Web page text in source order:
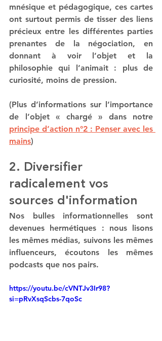
mnésique et pédagogique, ces cartes
ont surtout permis de tisser des liens
précieux entre les différentes parties
prenantes de la négociation, en
donnant à voir l’objet et la
philosophie qui l’animait : plus de
curiosité, moins de pression.
(Plus d’informations sur l’importance
principe d’action n°2 : Penser avec les
mains)
2. Diversifier
radicalement vos
sources d'information
Nos bulles informationnelles sont
devenues hermétiques : nous lisons
les mêmes médias, suivons les mêmes
influenceurs, écoutons les mêmes
podcasts que nos pairs.
https://youtu.be/cVNTJv3Ir98?
si=pRvXsqScbs-7qoSc